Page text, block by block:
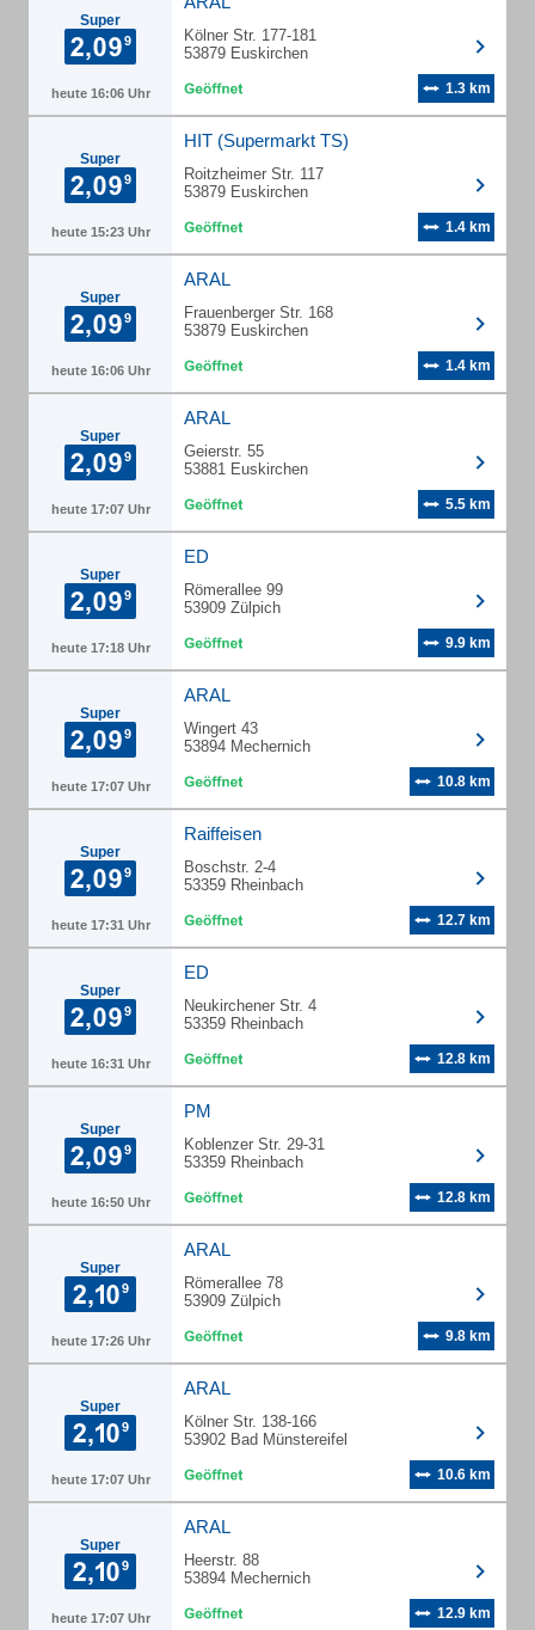
Super
heute 16:06 Uhr
Kölner Str. 177-181
53879 Euskirchen
1.3 km
Super
heute 15:23 Uhr
HIT (Supermarkt TS)
Roitzheimer Str. 117
53879 Euskirchen
1.4 km
Super
heute 16:06 Uhr
ARAL
Frauenberger Str. 168
53879 Euskirchen
1.4 km
Super
heute 17:07 Uhr
ARAL
Geierstr. 55
53881 Euskirchen
5.5 km
Super
heute 17:18 Uhr
ED
Römerallee 99
53909 Zülpich
9.9 km
Super
heute 17:07 Uhr
ARAL
Wingert 43
53894 Mechernich
10.8 km
Super
heute 17:31 Uhr
Raiffeisen
Boschstr. 2-4
53359 Rheinbach
12.7 km
Super
heute 16:31 Uhr
ED
Neukirchener Str. 4
53359 Rheinbach
12.8 km
Super
heute 16:50 Uhr
PM
Koblenzer Str. 29-31
53359 Rheinbach
12.8 km
Super
heute 17:26 Uhr
ARAL
Römerallee 78
53909 Zülpich
9.8 km
Super
heute 17:07 Uhr
ARAL
Kölner Str. 138-166
53902 Bad Münstereifel
10.6 km
Super
heute 17:07 Uhr
ARAL
Heerstr. 88
53894 Mechernich
12.9 km